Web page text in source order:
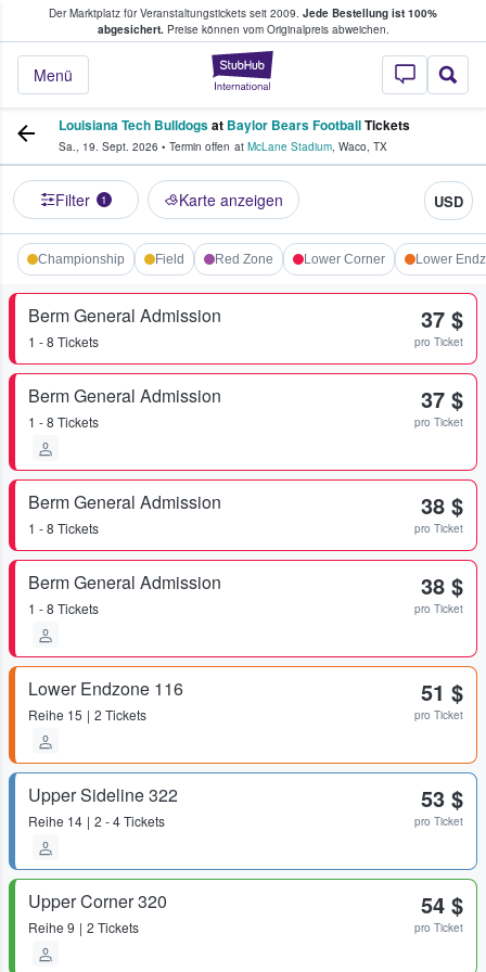
Der Marktplatz für Veranstaltungstickets seit 2009. Jede Bestellung ist 100%
abgesichert.Preise können vom Originalpreis abweichen.
StubHub - Wo
Menü
Tickets kaufen & verkaufen
Louisiana Tech Bulldogsat Baylor Bears FootballTickets
Sa., 19. Sept. 2026 • Termin offen at McLane Stadium, Waco, TX
Filter 1 Karte anzeigen USD
Championship Field Red Zone Lower Corner Lower
Berm General Admission
1 - 8 Tickets
37 $
pro Ticket
Berm General Admission
1 - 8 Tickets
37 $
pro Ticket
Berm General Admission
1 - 8 Tickets
38 $
pro Ticket
Berm General Admission
1 - 8 Tickets
38 $
pro Ticket
Lower Endzone 116
Reihe 15 2 Tickets
51 $
pro Ticket
Upper Sideline 322
Reihe 14 2 - 4 Tickets
53 $
pro Ticket
Upper Corner 320
Reihe 9 2 Tickets
54 $
pro Ticket